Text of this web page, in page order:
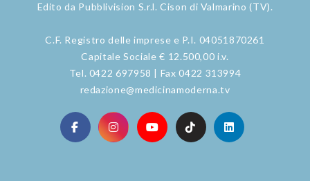
Edito da Pubblivision S.r.l. Cison di Valmarino (TV).
C.F. Registro delle imprese e P.I. 04051870261
Capitale Sociale € 12.500,00 i.v.
Tel. 0422 697958 | Fax 0422 313994
redazione@medicinamoderna.tv